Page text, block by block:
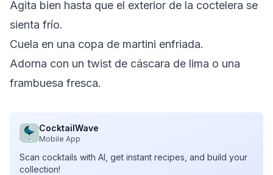
Agita bien hasta que el exterior de la coctelera se
sienta frío.
Cuela en una copa de martini enfriada.
Adorna con un twist de cáscara de lima o una
frambuesa fresca.
CocktailWave
Mobile App
Scan cocktails with AI, get instant recipes, and build your
collection!